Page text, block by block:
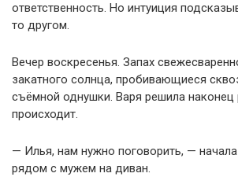
ответственность. Но интуиция
то другом.
Вечер воскресенья. Запах
закатного солнца, пробивающиеся
съёмной однушки. Варя решила наконец
происходит.
— Илья, нам нужно поговорить, —
рядом с мужем на диван.